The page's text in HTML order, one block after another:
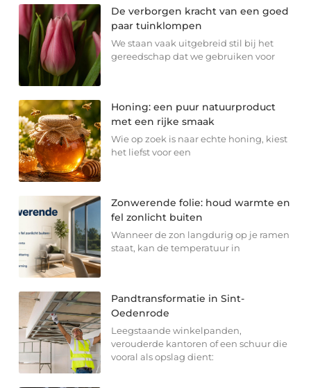
De verborgen kracht van een goed
paar tuinklompen
We staan vaak uitgebreid stil bij het
gereedschap dat we gebruiken voor
Honing: een puur natuurproduct
met een rijke smaak
Wie op zoek is naar echte honing, kiest
het liefst voor een
Zonwerende folie: houd warmte en
fel zonlicht buiten
Wanneer de zon langdurig op je ramen
staat, kan de temperatuur in
Pandtransformatie in Sint-
Oedenrode
Leegstaande winkelpanden,
verouderde kantoren of een schuur die
vooral als opslag dient: